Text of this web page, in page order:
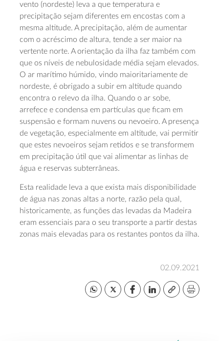
vento (nordeste) leva a que temperatura e
precipitação sejam diferentes em encostas com a
mesma altitude. A precipitação, além de aumentar
com o acréscimo de altura, tende a ser maior na
vertente norte. A orientação da ilha faz também com
que os níveis de nebulosidade média sejam elevados.
O ar marítimo húmido, vindo maioritariamente de
nordeste, é obrigado a subir em altitude quando
encontra o relevo da ilha. Quando o ar sobe,
arrefece e condensa em partículas que ficam em
suspensão e formam nuvens ou nevoeiro. A presença
de vegetação, especialmente em altitude, vai permitir
que estes nevoeiros sejam retidos e se transformem
em precipitação útil que vai alimentar as linhas de
água e reservas subterrâneas.
Esta realidade leva a que exista mais disponibilidade
de água nas zonas altas a norte, razão pela qual,
historicamente, as funções das levadas da Madeira
eram essenciais para o seu transporte a partir destas
zonas mais elevadas para os restantes pontos da ilha.
02.09.2021